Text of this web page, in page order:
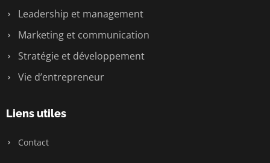
Leadership et management
Marketing et communication
Stratégie et développement
Vie d’entrepreneur
Liens utiles
Contact